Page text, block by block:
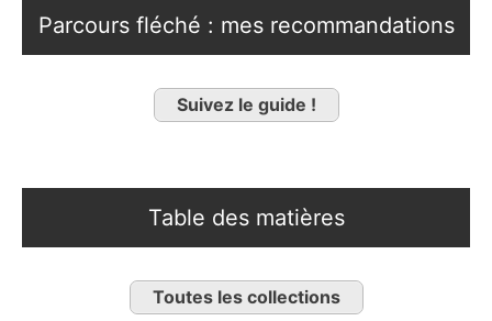
Parcours fléché : mes recommandations
Suivez le guide !
Table des matières
Toutes les collections